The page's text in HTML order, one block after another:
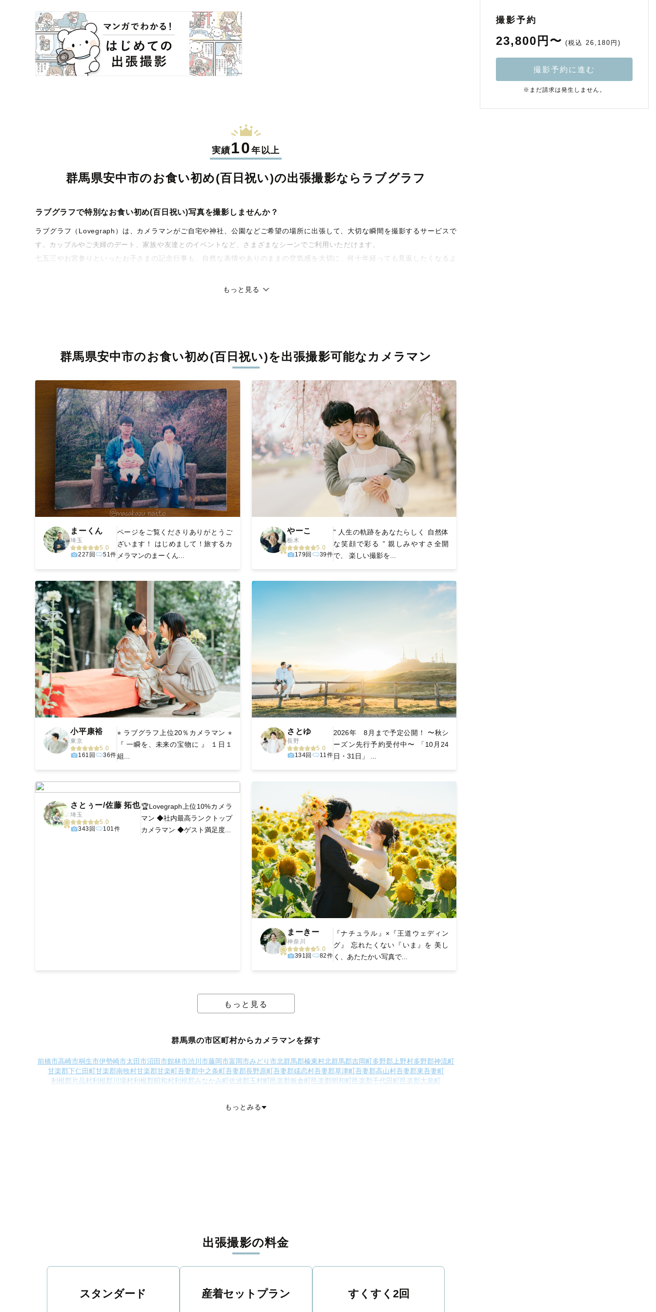
実績10年以上
群馬県安中市のお食い初め(百日祝い)の出張撮影なら ラブグラフ
ラブグラフで特別なお食い初め(百日祝い)写真を撮影しませんか？
ラブグラフ（Lovegraph）は、カメラマンがご自宅や神社、公園などご希望の場所に出張して、大切な瞬間を撮影するサービスで
す。カップルやご夫婦のデート、家族や友達とのイベントなど、さまざまなシーンでご利用いただけます。
七五三やお宮参りといったお子さまの記念行事も、自然な表情やありのままの空気感を大切に、何十年経っても見返したくなるよ
丁寧なレタッチで思い出を美しく仕上げます
に。きっと「こんな写真を撮ってほしかった！」と思える一枚に出会えます。まずは、ラブグラフの撮影事例をご覧ください。
もっと見る
群馬県安中市のお食い初め(百日祝い)を出張撮影可能なカメラマン
まーくん
埼玉
5.0
227回
51件
ページをご覧くださりありがとうご
ざいます！ はじめまして！旅するカ
メラマンのまーくん...
やーこ
栃木
5.0
179回
39件
" 人生の軌跡をあなたらしく 自然体
な笑顔で彩る ” 親しみやすさ全開
で、 楽しい撮影を...
小平康裕
東京
5.0
161回
36件
⭐︎ ラブグラフ上位20％カメラマン ⭐︎
『 一瞬を、未来の宝物に 』 １日１
組...
さとゆ
長野
5.0
134回
11件
2026年 8月まで予定公開！ 〜秋シ
ーズン先行予約受付中〜 「10月24
日・31日」 ...
さとぅー/佐藤 拓也
埼玉
5.0
343回
101件
🏆Lovegraph上位10%カメラ
マン ◆社内最高ランクトップ
カメラマン ◆ゲスト満足度...
まーきー
神奈川
5.0
391回
82件
『ナチュラル』×『王道ウェディン
グ』 忘れたくない『いま』を 美し
く、あたたかい写真で...
もっと見る
群馬県の市区町村からカメラマンを探す
前橋市高崎市桐生市伊勢崎市太田市沼田市館林市渋川市藤岡市富岡市みどり市北群馬郡榛東村北群馬郡吉岡町多野郡上野村多野郡神流町
甘楽郡下仁田町甘楽郡南牧村甘楽郡甘楽町吾妻郡中之条町吾妻郡長野原町吾妻郡嬬恋村吾妻郡草津町吾妻郡高山村吾妻郡東吾妻町
利根郡片品村利根郡川場村利根郡昭和村利根郡みなかみ町佐波郡玉村町邑楽郡板倉町邑楽郡明和町邑楽郡千代田町邑楽郡大泉町
もっとみる
出張撮影の料金
スタンダード 産着セットプラン すくすく2回
撮影予約
23,800円〜 (税込 26,180円)
撮影予約に進む
※まだ請求は発生しません。